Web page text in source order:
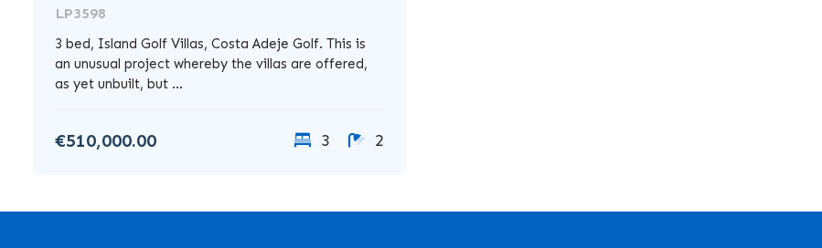
LP3598
3 bed, Island Golf Villas, Costa Adeje Golf. This is
an unusual project whereby the villas are offered,
as yet unbuilt, but ...
€510,000.00 3 2